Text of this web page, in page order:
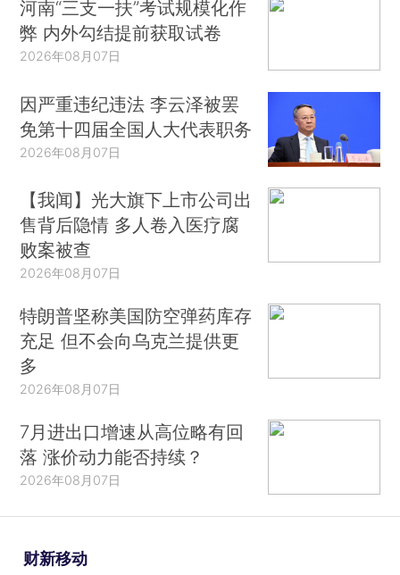
河南“三支一扶”考试规模化作
弊 内外勾结提前获取试卷
2026年08月07日
因严重违纪违法 李云泽被罢
免第十四届全国人大代表职务
2026年08月07日
【我闻】光大旗下上市公司出
售背后隐情 多人卷入医疗腐
败案被查
2026年08月07日
特朗普坚称美国防空弹药库存
充足 但不会向乌克兰提供更
多
2026年08月07日
7月进出口增速从高位略有回
落 涨价动力能否持续？
2026年08月07日
财新移动